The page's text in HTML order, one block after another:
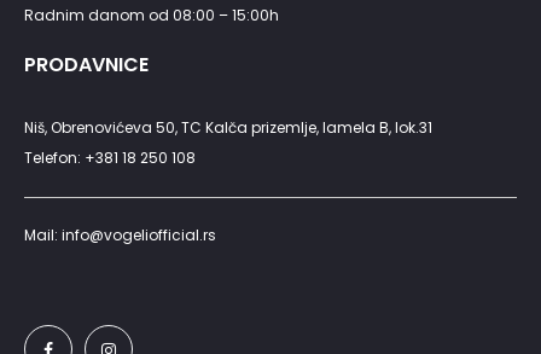
Radnim danom od 08:00 – 15:00h
PRODAVNICE
Niš, Obrenovićeva 50, TC Kalča prizemlje, lamela B, lok.31
Telefon: +381 18 250 108
Mail: info@vogeliofficial.rs